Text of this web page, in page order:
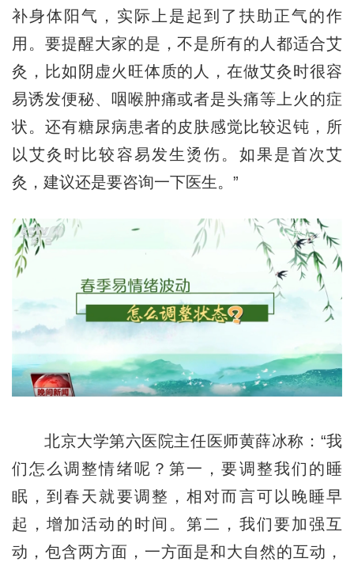
补身体阳气，实际上是起到了扶助正气的作
用。要提醒大家的是，不是所有的人都适合艾
灸，比如阴虚火旺体质的人，在做艾灸时很容
易诱发便秘、咽喉肿痛或者是头痛等上火的症
状。还有糖尿病患者的皮肤感觉比较迟钝，所
以艾灸时比较容易发生烫伤。如果是首次艾
灸，建议还是要咨询一下医生。”
北京大学第六医院主任医师黄薛冰称：“我
们怎么调整情绪呢？第一，要调整我们的睡
眠，到春天就要调整，相对而言可以晚睡早
起，增加活动的时间。第二，我们要加强互
动，包含两方面，一方面是和大自然的互动，